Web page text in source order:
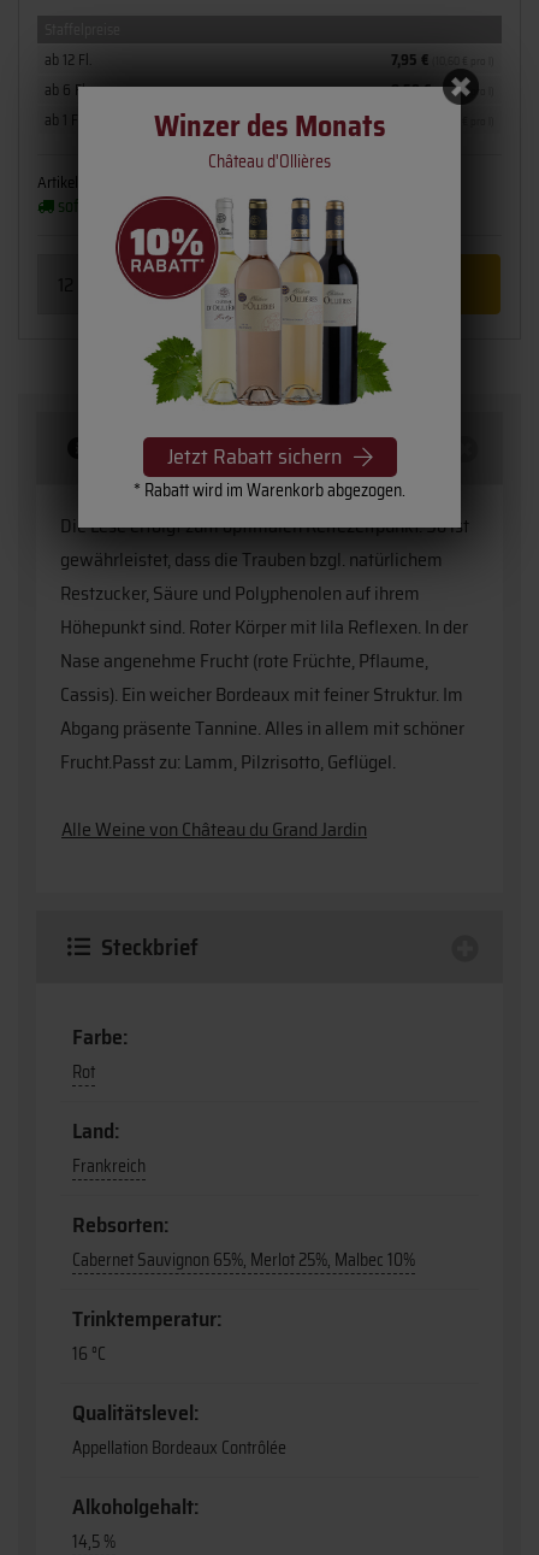
Winzer des Monats
Château d'Ollières
Jetzt Rabatt sichern
* Rabatt wird im Warenkorb abgezogen.
ab 1 Fl.
ab 6 Fl. 8,50 € (11,33 € pro l)
ab 12 Fl. 7,95 €
Artikelnummer:
sofort verfügbar(2 - 3 Werktage)
Beschreibung
Die Lese erfolgt zum optimalen Reifezeitpunkt. So ist
gewährleistet, dass die Trauben bzgl. natürlichem
Restzucker, Säure und Polyphenolen auf ihrem
Höhepunkt sind. Roter Körper mit lila Reflexen. In der
Nase angenehme Frucht (rote Früchte, Pflaume,
Cassis). Ein weicher Bordeaux mit feiner Struktur. Im
Abgang präsente Tannine. Alles in allem mit schöner
Frucht.Passt zu: Lamm, Pilzrisotto, Geflügel.
Alle Weine von Château du Grand Jardin
Steckbrief
Farbe:
Rot
Land:
Frankreich
Rebsorten:
Cabernet Sauvignon 65%, Merlot 25%, Malbec 10%
Trinktemperatur:
16 °C
Qualitätslevel:
Appellation Bordeaux Contrôlée
Alkoholgehalt:
14,5 %